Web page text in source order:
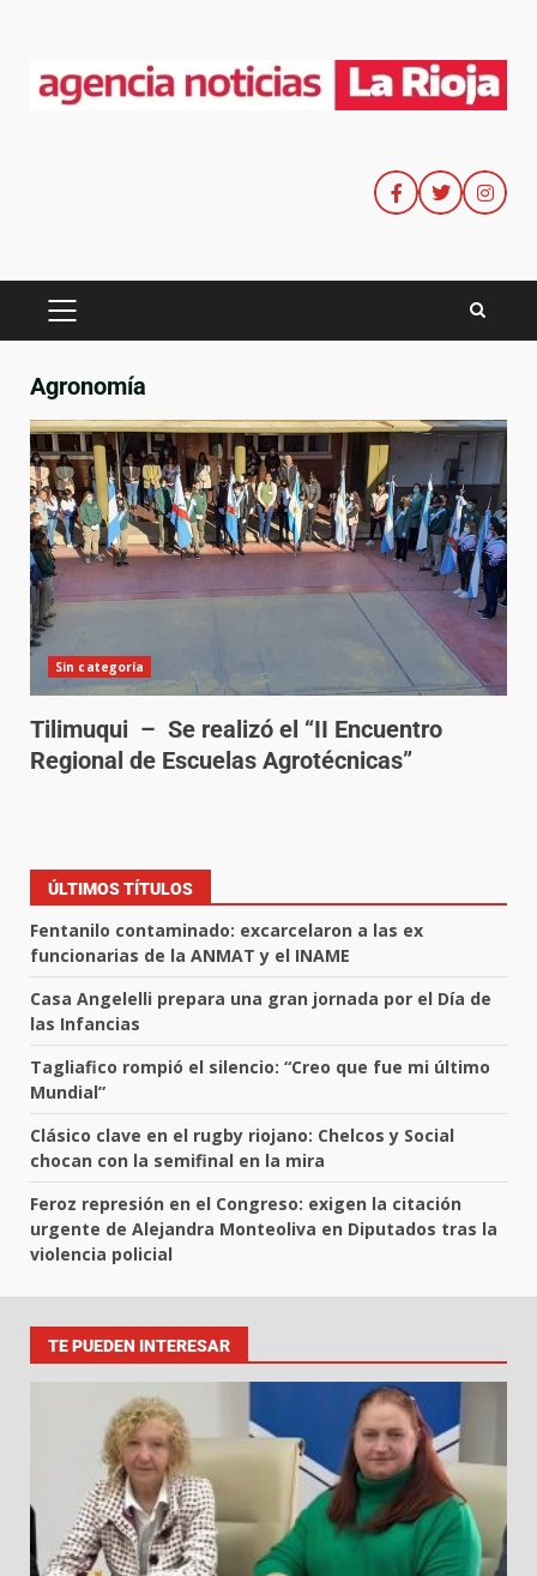
Agronomía
Sin categoría
Tilimuqui – Se realizó el “II Encuentro
Regional de Escuelas Agrotécnicas”
ÚLTIMOS TÍTULOS
Fentanilo contaminado: excarcelaron a las ex
funcionarias de la ANMAT y el INAME
Casa Angelelli prepara una gran jornada por el Día de
las Infancias
Tagliafico rompió el silencio: “Creo que fue mi último
Mundial”
Clásico clave en el rugby riojano: Chelcos y Social
chocan con la semifinal en la mira
Feroz represión en el Congreso: exigen la citación
urgente de Alejandra Monteoliva en Diputados tras la
violencia policial
TE PUEDEN INTERESAR